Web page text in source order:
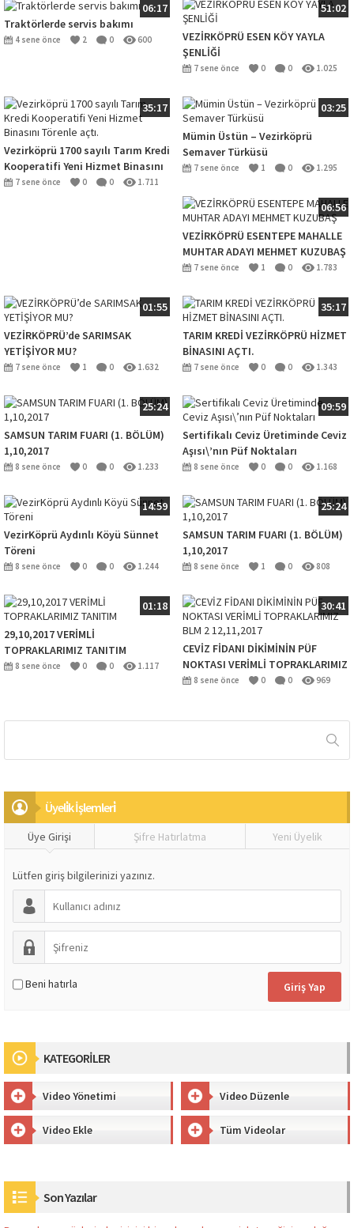
06:17
Traktörlerde servis bakımı
4 sene önce 2 0 600
51:02
VEZİRKÖPRÜ ESEN KÖY YAYLA
ŞENLİĞİ
7 sene önce 0 0 1.025
35:17
Vezirköprü 1700 sayılı Tarım Kredi
Kooperatifi Yeni Hizmet Binasını
Törenle açtı.
7 sene önce 0 0 1.711
03:25
Mümin Üstün – Vezirköprü
Semaver Türküsü
7 sene önce 1 0 1.295
06:56
VEZİRKÖPRÜ ESENTEPE MAHALLE
MUHTAR ADAYI MEHMET KUZUBAŞ
7 sene önce 1 0 1.783
01:55
VEZİRKÖPRÜ’de SARIMSAK
YETİŞİYOR MU?
7 sene önce 1 0 1.632
35:17
TARIM KREDİ VEZİRKÖPRÜ HİZMET
BİNASINI AÇTI.
7 sene önce 0 0 1.343
25:24
SAMSUN TARIM FUARI (1. BÖLÜM)
1,10,2017
8 sene önce 0 0 1.233
09:59
Sertifikalı Ceviz Üretiminde Ceviz
Aşısı\’nın Püf Noktaları
8 sene önce 0 0 1.168
14:59
VezirKöprü Aydınlı Köyü Sünnet
Töreni
8 sene önce 0 0 1.244
25:24
SAMSUN TARIM FUARI (1. BÖLÜM)
1,10,2017
8 sene önce 1 0 808
01:18
29,10,2017 VERİMLİ
TOPRAKLARIMIZ TANITIM
8 sene önce 0 0 1.117
30:41
CEVİZ FİDANI DİKİMİNİN PÜF
NOKTASI VERİMLİ TOPRAKLARIMIZ
BLM 2 12,11,2017
8 sene önce 0 0 969
Üyeli̇k İşlemleri̇
Üye Girişi Şifre Hatırlatma Yeni Üyelik
Lütfen giriş bilgilerinizi yazınız.
Beni hatırla
KATEGORİLER
Video Yönetimi Video Düzenle
Video Ekle Tüm Videolar
Son Yazılar